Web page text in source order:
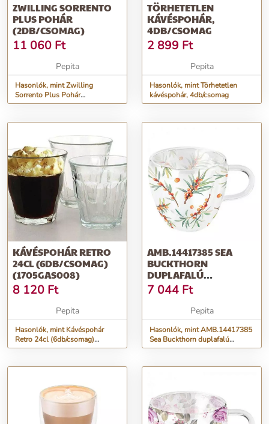
ZWILLING SORRENTO
PLUS POHÁR
(2DB/CSOMAG)
11 060 Ft
Pepita
Hasonlók, mint Zwilling
Sorrento Plus Pohár
(2db/csomag)
TÖRHETETLEN
KÁVÉSPOHÁR,
4DB/CSOMAG
2 899 Ft
Pepita
Hasonlók, mint Törhetetlen
kávéspohár, 4db/csomag
KÁVÉSPOHÁR RETRO
24CL (6DB/CSOMAG)
(1705GAS008)
8 120 Ft
Pepita
Hasonlók, mint Kávéspohár
Retro 24cl (6db/csomag)
(1705GAS008)
AMB.14417385 SEA
BUCKTHORN
DUPLAFALÚ
BOROSILICATE
ÜVEGCSÉSZE 0,25L
7 044 Ft
Pepita
Hasonlók, mint AMB.14417385
Sea Buckthorn duplafalú
borosilicate üvegcsésze 0,25L